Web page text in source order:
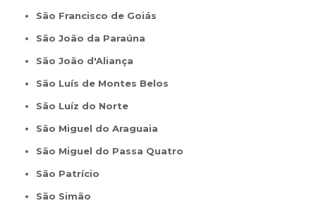
São Francisco de Goiás
São João da Paraúna
São João d'Aliança
São Luís de Montes Belos
São Luíz do Norte
São Miguel do Araguaia
São Miguel do Passa Quatro
São Patrício
São Simão